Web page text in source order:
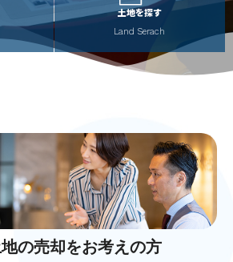
土地を探す
Land Serach
の売却をお考えの方